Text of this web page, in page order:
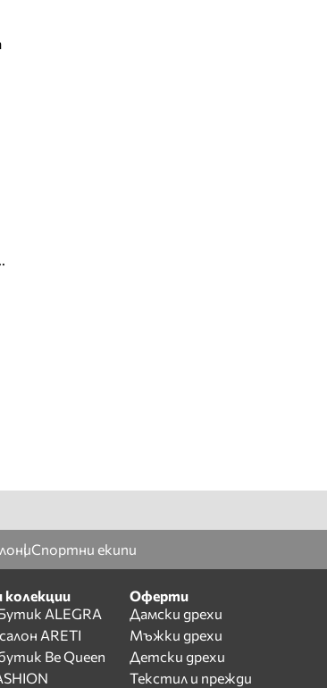
Спортни екипи
ALEGRA
ARETI
Be Queen
Оферти
Дамски дрехи
Мъжки дрехи
Детски дрехи
Текстил и прежди